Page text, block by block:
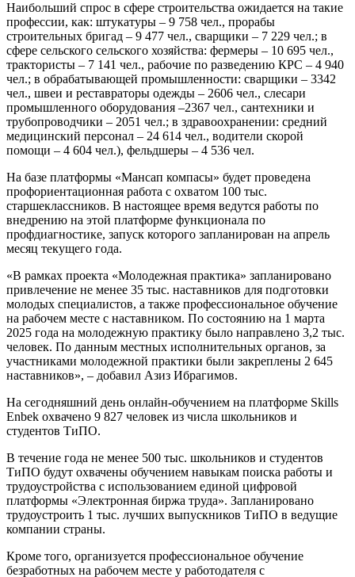
Наибольший спрос в сфере строительства ожидается на такие
профессии, как: штукатуры – 9 758 чел., прорабы
строительных бригад – 9 477 чел., сварщики – 7 229 чел.; в
сфере сельского сельского хозяйства: фермеры – 10 695 чел.,
трактористы – 7 141 чел., рабочие по разведению КРС – 4 940
чел.; в обрабатывающей промышленности: сварщики – 3342
чел., швеи и реставраторы одежды – 2606 чел., слесари
промышленного оборудования –2367 чел., сантехники и
трубопроводчики – 2051 чел.; в здравоохранении: средний
медицинский персонал – 24 614 чел., водители скорой
помощи – 4 604 чел.), фельдшеры – 4 536 чел.
На базе платформы «Мансап компасы» будет проведена
профориентационная работа с охватом 100 тыс.
старшеклассников. В настоящее время ведутся работы по
внедрению на этой платформе функционала по
профдиагностике, запуск которого запланирован на апрель
месяц текущего года.
«В рамках проекта «Молодежная практика» запланировано
привлечение не менее 35 тыс. наставников для подготовки
молодых специалистов, а также профессиональное обучение
на рабочем месте с наставником. По состоянию на 1 марта
2025 года на молодежную практику было направлено 3,2 тыс.
человек. По данным местных исполнительных органов, за
участниками молодежной практики были закреплены 2 645
наставников», – добавил Азиз Ибрагимов.
На сегодняшний день онлайн-обучением на платформе Skills
Enbek охвачено 9 827 человек из числа школьников и
студентов ТиПО.
В течение года не менее 500 тыс. школьников и студентов
ТиПО будут охвачены обучением навыкам поиска работы и
трудоустройства с использованием единой цифровой
платформы «Электронная биржа труда». Запланировано
трудоустроить 1 тыс. лучших выпускников ТиПО в ведущие
компании страны.
Кроме того, организуется профессиональное обучение
безработных на рабочем месте у работодателя с